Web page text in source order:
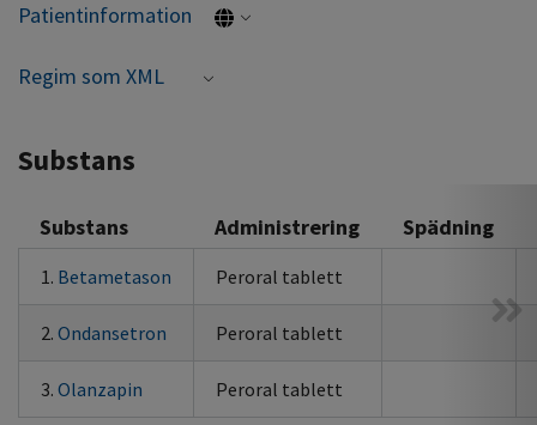
Patientinformation
Regim som XML
Substans
Substans Administrering Spädning
1. Betametason Peroral tablett
2. Ondansetron Peroral tablett
3. Olanzapin Peroral tablett